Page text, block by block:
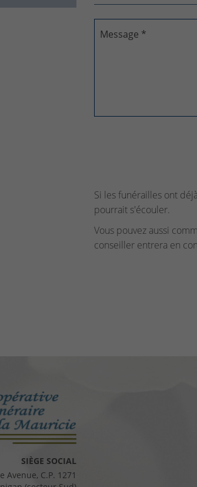
Message *
Si les funérailles ont
pourrait s'écouler.
Vous pouvez aussi
conseiller entrera en
SIÈGE SOCIAL
Avenue, C.P. 1271